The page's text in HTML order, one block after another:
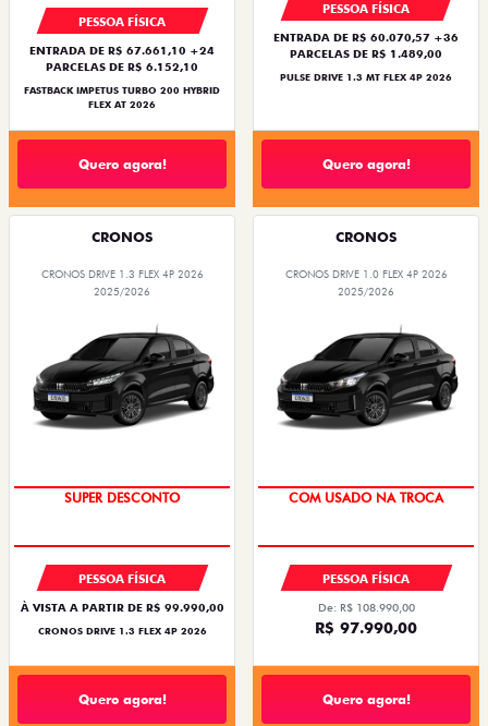
PESSOA FÍSICA
ENTRADA DE R$ 67.661,10 +24
PARCELAS DE R$ 6.152,10
FASTBACK IMPETUS TURBO 200 HYBRID
FLEX AT 2026
Quero agora!
PESSOA FÍSICA
ENTRADA DE R$ 60.070,57 +36
PARCELAS DE R$ 1.489,00
PULSE DRIVE 1.3 MT FLEX 4P 2026
Quero agora!
CRONOS
CRONOS DRIVE 1.3 FLEX 4P 2026
2025/2026
SUPER DESCONTO
PESSOA FÍSICA
À VISTA A PARTIR DE R$ 99.990,00
CRONOS DRIVE 1.3 FLEX 4P 2026
Quero agora!
CRONOS
CRONOS DRIVE 1.0 FLEX 4P 2026
2025/2026
COM USADO NA TROCA
PESSOA FÍSICA
De: R$ 108.990,00
R$ 97.990,00
Quero agora!